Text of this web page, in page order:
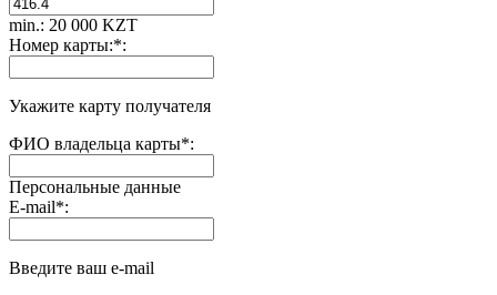
min.: 20 000 KZT
Номер карты:*:
Укажите карту получателя
ФИО владельца карты*:
Персональные данные
E-mail*:
Введите ваш e-mail